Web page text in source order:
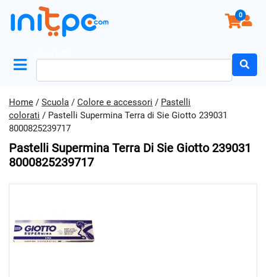
0
Home / Scuola / Colore e accessori / Pastelli
colorati / Pastelli Supermina Terra di Sie Giotto 239031
8000825239717
Pastelli Supermina Terra Di Sie Giotto 239031
8000825239717